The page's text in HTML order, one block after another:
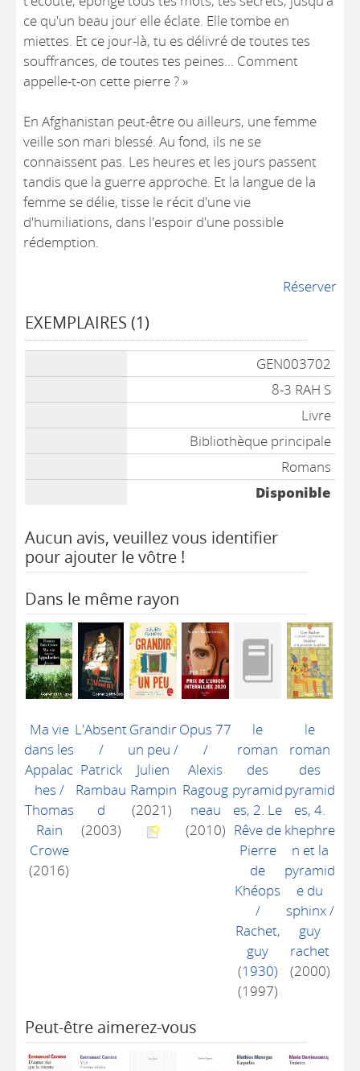
ce qu'un beau jour elle éclate. Elle tombe en
miettes. Et ce jour-là, tu es délivré de toutes tes
souffrances, de toutes tes peines... Comment
appelle-t-on cette pierre ? »
En Afghanistan peut-être ou ailleurs, une femme
veille son mari blessé. Au fond, ils ne se
connaissent pas. Les heures et les jours passent
tandis que la guerre approche. Et la langue de la
femme se délie, tisse le récit d'une vie
d'humiliations, dans l'espoir d'une possible
rédemption.
Réserver
EXEMPLAIRES (1)
GEN003702
8-3 RAH S
Livre
Bibliothèque principale
Romans
Disponible
Aucun avis, veuillez vous identifier
pour ajouter le vôtre !
Dans le même rayon
Ma vie
dans les
Appalac
hes /
Thomas
Rain
Crowe
(2016)
L'Absent
/
Patrick
Rambau
d
(2003)
Grandir
un peu /
Julien
Rampin
(2021)
Opus 77
/
Alexis
Ragoug
neau
(2010)
le
roman
des
pyramid
es, 2. Le
Rêve de
Pierre
de
Khéops
/
Rachet,
guy
(1930)
(1997)
le
roman
des
pyramid
es, 4.
khephre
n et la
pyramid
e du
sphinx/
guy
rachet
(2000)
Peut-être aimerez-vous